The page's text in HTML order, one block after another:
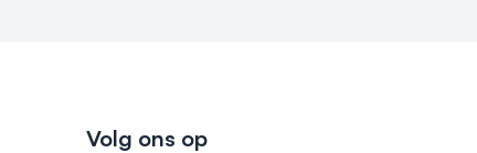
Volg ons op